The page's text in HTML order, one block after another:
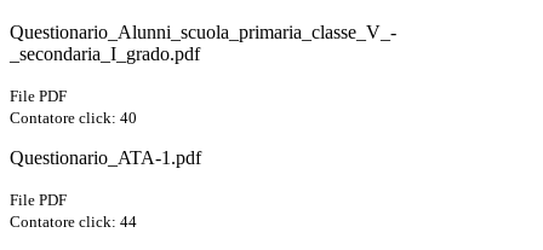
Questionario_Alunni_scuola_primaria_classe_V_-
_secondaria_I_grado.pdf
File PDF
Contatore click: 40
Questionario_ATA-1.pdf
File PDF
Contatore click: 44